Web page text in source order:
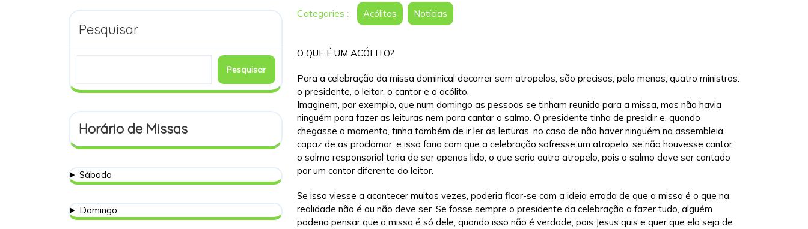
Pesquisar
Pesquisar
Horário de Missas
Sábado
Domingo
2016
Categories : Acólitos Notícias
O QUE É UM ACÓLITO?
Para a celebração da missa dominical decorrer sem atropelos, são precisos, pelo menos, quatro ministros:
o presidente, o leitor, o cantor e o acólito.
Imaginem, por exemplo, que num domingo as pessoas se tinham reunido para a missa, mas não havia
ninguém para fazer as leituras nem para cantar o salmo. O presidente tinha de presidir e, quando
chegasse o momento, tinha também de ir ler as leituras, no caso de não haver ninguém na assembleia
capaz de as proclamar, e isso faria com que a celebração sofresse um atropelo; se não houvesse cantor,
o salmo responsorial teria de ser apenas lido, o que seria outro atropelo, pois o salmo deve ser cantado
por um cantor diferente do leitor.
Se isso viesse a acontecer muitas vezes, poderia ficar-se com a ideia errada de que a missa é o que na
realidade não é ou não deve ser. Se fosse sempre o presidente da celebração a fazer tudo, alguém
poderia pensar que a missa é só dele, quando isso não é verdade, pois Jesus quis e quer que ela seja de